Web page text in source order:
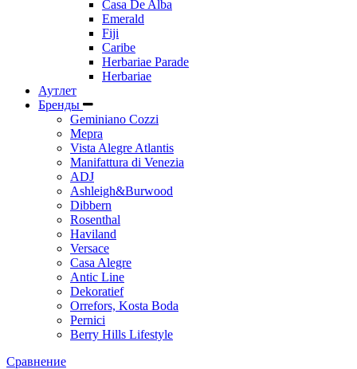
Casa De Alba
Emerald
Fiji
Caribe
Herbariae Parade
Herbariae
Аутлет
Бренды
Geminiano Cozzi
Mepra
Vista Alegre Atlantis
Manifattura di Venezia
ADJ
Ashleigh&Burwood
Dibbern
Rosenthal
Haviland
Versace
Casa Alegre
Antic Line
Dekoratief
Orrefors, Kosta Boda
Pernici
Berry Hills Lifestyle
Сравнение